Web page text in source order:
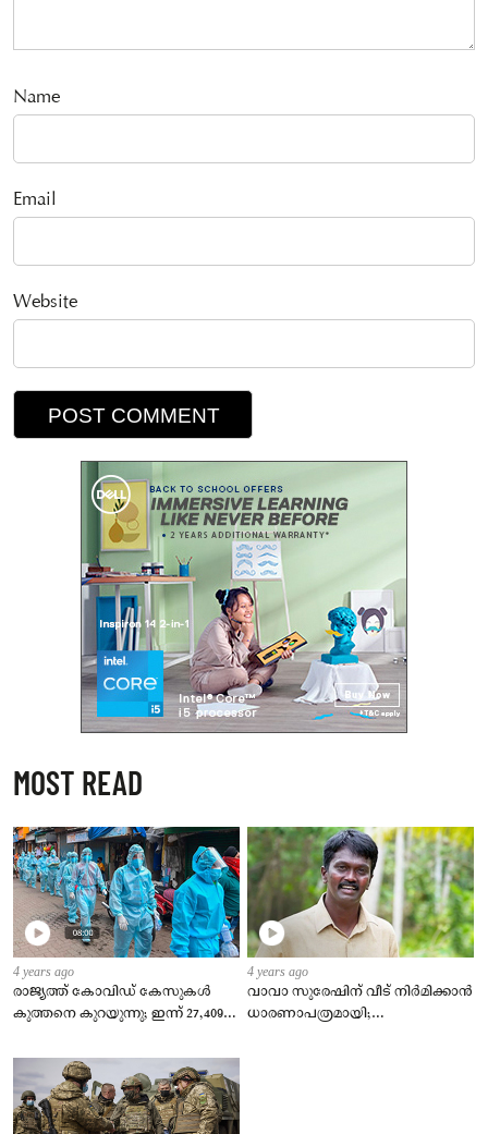
Name
Email
Website
MOST READ
4 years ago
രാജ്യത്ത് കോവിഡ് കേസുകള്‍
കുത്തനെ കുറയുന്നു; ഇന്ന് 27,409
4 years ago
വാവാ സുരേഷിന് വീട് നിര്‍മിക്കാന്‍
ധാരണാപത്രമായി;